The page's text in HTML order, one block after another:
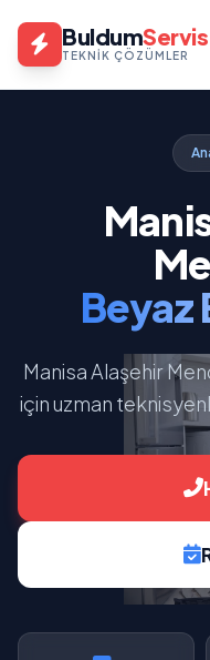
BuldumServis
TEKNIK ÇÖZÜMLER
Beyaz
Manisa Alaşehir
için uzman